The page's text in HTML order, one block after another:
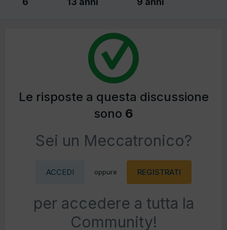
Le risposte a questa discussione
sono 6
Sei un Meccatronico?
ACCEDI oppure REGISTRATI
per accedere a tutta la
Community!